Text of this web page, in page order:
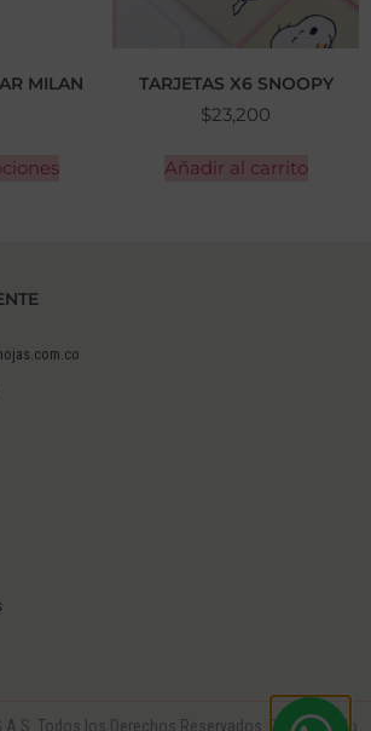
MILAN TARJETAS X6 SNOOPY
$23,200
Añadir al carrito
Todos los Derechos Reservados. Desarrollado